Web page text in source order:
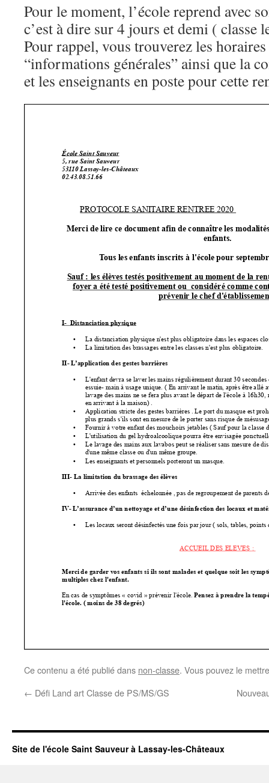
Pour le moment, l’école reprend avec
c’est à dire sur 4 jours et demi ( classe
Pour rappel, vous trouverez les
“informations générales” ainsi que la
et les enseignants en poste pour cette
Ce contenu a été publié dans non-classe. Vous pouvez le
← Défi Land art Classe de PS/MS/GS
Site de l'école Saint Sauveur à Lassay-les-Châteaux